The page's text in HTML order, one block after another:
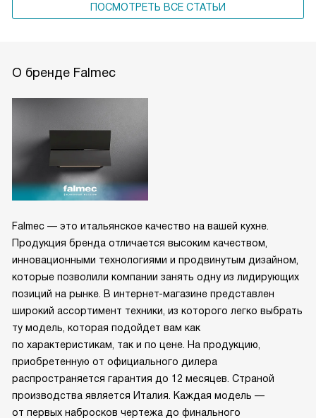
ПОСМОТРЕТЬ ВСЕ СТАТЬИ
О бренде Falmec
Falmec — это итальянское качество на вашей кухне.
Продукция бренда отличается высоким качеством,
инновационными технологиями и продвинутым дизайном,
которые позволили компании занять одну из лидирующих
позиций на рынке. В интернет-магазине представлен
широкий ассортимент техники, из которого легко выбрать
ту модель, которая подойдет вам как
по характеристикам, так и по цене. На продукцию,
приобретенную от официального дилера
распространяется гарантия до 12 месяцев. Страной
производства является Италия. Каждая модель —
от первых набросков чертежа до финального